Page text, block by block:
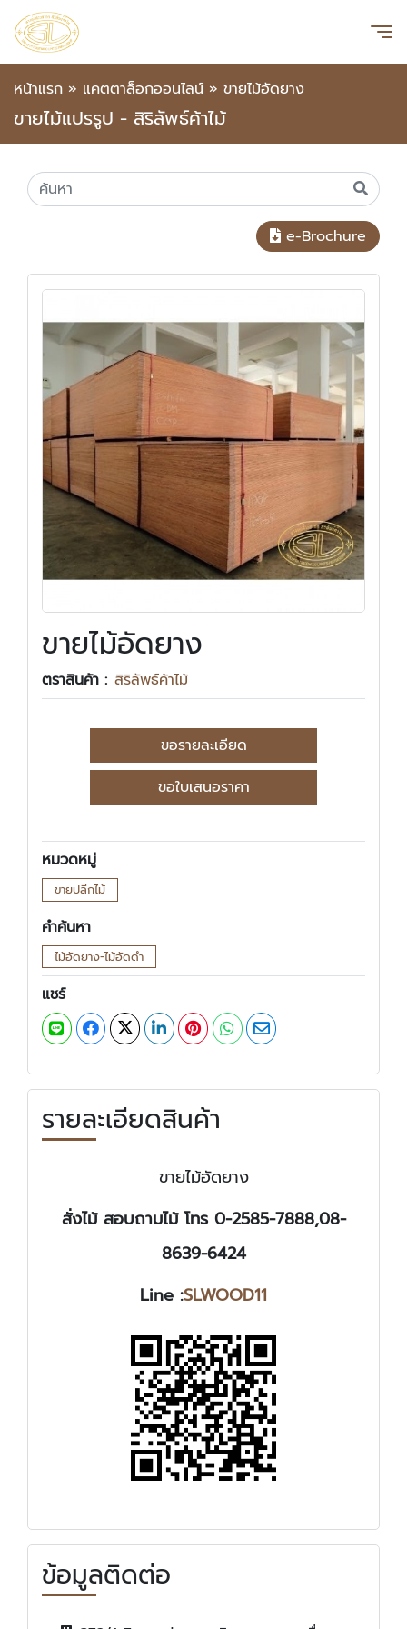
หน้าแรก » แคตตาล็อกออนไลน์ » ขายไม้อัดยาง
ขายไม้แปรรูป - สิริลัพธ์ค้าไม้
e-Brochure
ขายไม้อัดยาง
ตราสินค้า : สิริลัพธ์ค้าไม้
ขอรายละเอียด
ขอใบเสนอราคา
หมวดหมู่
ขายปลีกไม้
คำค้นหา
ไม้อัดยาง-ไม้อัดดำ
แชร์
รายละเอียดสินค้า
ขายไม้อัดยาง
สั่งไม้ สอบถามไม้ โทร 0-2585-7888,08-
8639-6424
Line :SLWOOD11
ข้อมูลติดต่อ